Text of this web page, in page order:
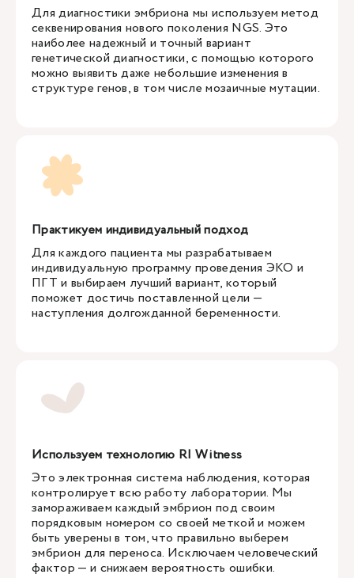
Для диагностики эмбриона мы используем метод
секвенирования нового поколения NGS. Это
наиболее надежный и точный вариант
генетической диагностики, с помощью которого
можно выявить даже небольшие изменения в
структуре генов, в том числе мозаичные мутации.
Практикуем индивидуальный подход
Для каждого пациента мы разрабатываем
индивидуальную программу проведения ЭКО и
ПГТ и выбираем лучший вариант, который
поможет достичь поставленной цели —
наступления долгожданной беременности.
Используем технологию RI Witness
Это электронная система наблюдения, которая
контролирует всю работу лаборатории. Мы
замораживаем каждый эмбрион под своим
порядковым номером со своей меткой и можем
быть уверены в том, что правильно выберем
эмбрион для переноса. Исключаем человеческий
фактор — и снижаем вероятность ошибки.